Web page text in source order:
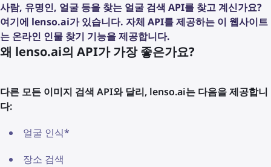
사람, 유명인, 얼굴 등을 찾는 얼굴 검색 API를 찾고 계신가요?
여기에 lenso.ai가 있습니다. 자체 API를 제공하는 이 웹사이트
는 온라인 인물 찾기 기능을 제공합니다.
왜 lenso.ai의 API가 가장 좋은가요?
다른 모든 이미지 검색 API와 달리, lenso.ai는 다음을 제공합니
다:
얼굴 인식*
장소 검색